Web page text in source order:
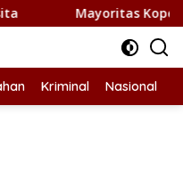
Mayoritas Koperasi
Kriminal Nasional